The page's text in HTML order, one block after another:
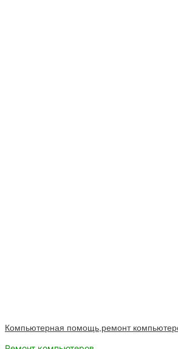
Компьютерная помощь,ремонт